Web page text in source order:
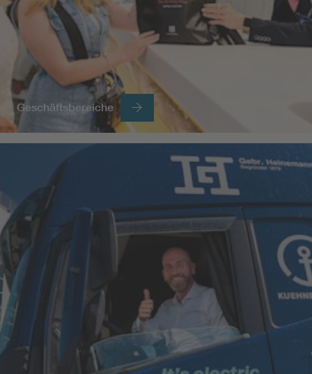
Geschäftsbereiche